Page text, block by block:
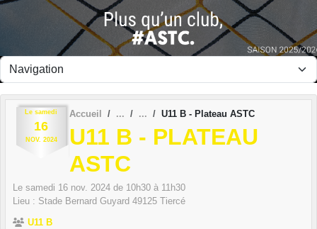
Le samedi
16
NOV. 2024
Accueil U11 B - Plateau ASTC
U11 B - PLATEAU
ASTC
Le samedi 16 nov. 2024 de 10h30 à 11h30
Lieu : Stade Bernard Guyard 49125 Tiercé
U11 B
Panneau de gestion des cookies